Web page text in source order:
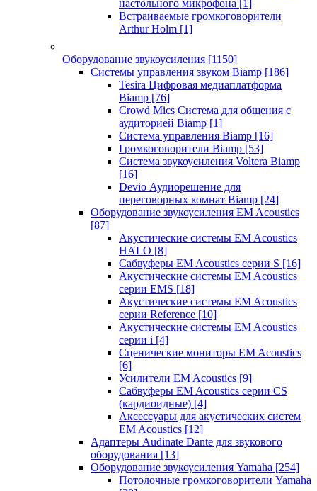
настольного микрофона [1]
Встраиваемые громкоговорители
Arthur Holm [1]
Оборудование звукоусиления [1150]
Системы управления звуком Biamp [186]
Tesira Цифровая медиаплатформа
Biamp [76]
Crowd Mics Система для общения с
аудиторией Biamp [1]
Система управления Biamp [16]
Громкоговорители Biamp [53]
Система звукоусиления Voltera Biamp
[16]
Devio Аудиорешение для
переговорных комнат Biamp [24]
Оборудование звукоусиления EM Acoustics
[87]
Акустические системы EM Acoustics
HALO [8]
Сабвуферы EM Acoustics серии S [16]
Акустические системы EM Acoustics
серии EMS [18]
Акустические системы EM Acoustics
серии Reference [10]
Акустические системы EM Acoustics
серии i [4]
Сценические мониторы EM Acoustics
[6]
Усилители EM Acoustics [9]
Сабвуферы EM Acoustics серии CS
(кардиоидные) [4]
Аксессуары для акустических систем
EM Acoustics [12]
Адаптеры Audinate Dante для звукового
оборудования [13]
Оборудование звукоусиления Yamaha [254]
Потолочные громкоговорители Yamaha